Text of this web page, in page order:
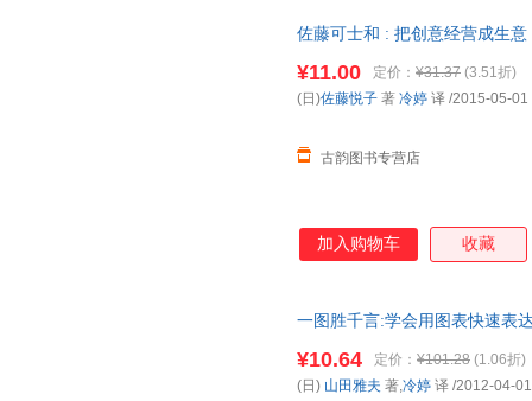
佐藤可士和 : 把创意经营成生
¥11.00 定价： ¥31.37 (3.51折)
古韵图书专营店
(日)佐藤悦子 著 冷婷 译 /2015-05-01
加入购物车 收藏
一图胜千言:学会用图表快速表
¥10.64 定价： ¥101.28 (1.06折)
(日) 山田雅夫 著,冷婷 译 /2012-04-01